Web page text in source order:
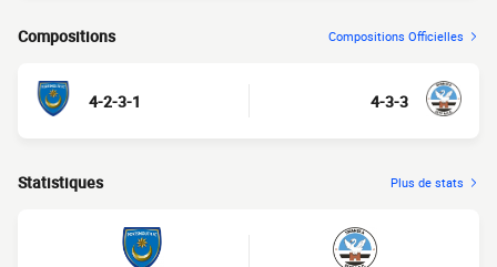
Compositions Compositions Officielles
4-2-3-1 4-3-3
Statistiques Plus de stats